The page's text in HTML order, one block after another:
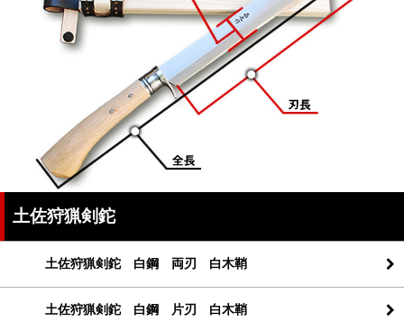
土佐狩猟剣鉈
土佐狩猟剣鉈 白鋼 両刃 白木鞘
土佐狩猟剣鉈 白鋼 片刃 白木鞘